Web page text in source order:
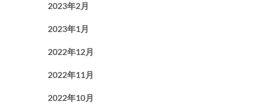
2023年2月
2023年1月
2022年12月
2022年11月
2022年10月